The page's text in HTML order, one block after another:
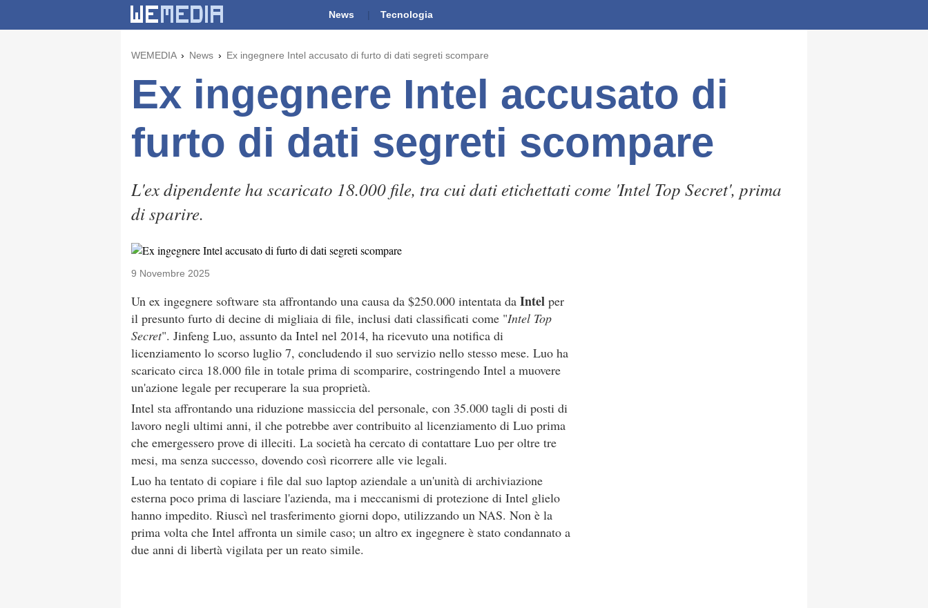
News Tecnologia
WEMEDIA News Ex ingegnere Intel accusato di furto di dati segreti scompare
Ex ingegnere Intel accusato di
furto di dati segreti scompare
L'ex dipendente ha scaricato 18.000 file, tra cui dati etichettati come 'Intel Top Secret', prima
di sparire.
9 Novembre 2025
Un ex ingegnere software sta affrontando una causa da $250.000 intentata da Intel per
il presunto furto di decine di migliaia di file, inclusi dati classificati come "Intel Top
Secret". Jinfeng Luo, assunto da Intel nel 2014, ha ricevuto una notifica di
licenziamento lo scorso luglio 7, concludendo il suo servizio nello stesso mese. Luo ha
scaricato circa 18.000 file in totale prima di scomparire, costringendo Intel a muovere
un'azione legale per recuperare la sua proprietà.
Intel sta affrontando una riduzione massiccia del personale, con 35.000 tagli di posti di
lavoro negli ultimi anni, il che potrebbe aver contribuito al licenziamento di Luo prima
che emergessero prove di illeciti. La società ha cercato di contattare Luo per oltre tre
mesi, ma senza successo, dovendo così ricorrere alle vie legali.
Luo ha tentato di copiare i file dal suo laptop aziendale a un'unità di archiviazione
esterna poco prima di lasciare l'azienda, ma i meccanismi di protezione di Intel glielo
hanno impedito. Riuscì nel trasferimento giorni dopo, utilizzando un NAS. Non è la
prima volta che Intel affronta un simile caso; un altro ex ingegnere è stato condannato a
due anni di libertà vigilata per un reato simile.